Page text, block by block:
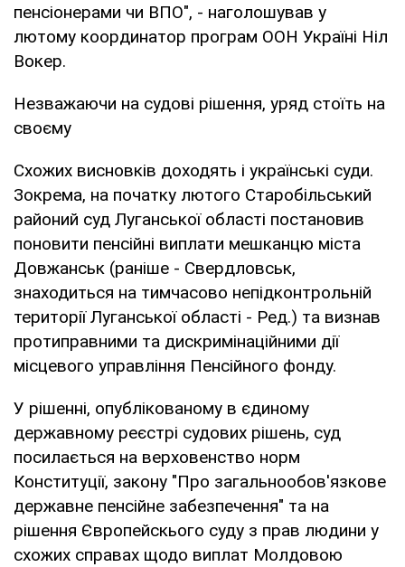
пенсіонерами чи ВПО", - наголошував у
лютому координатор програм ООН Україні Ніл
Вокер.
Незважаючи на судові рішення, уряд стоїть на
своєму
Схожих висновків доходять і українські суди.
Зокрема, на початку лютого Старобільський
районий суд Луганської області постановив
поновити пенсійні виплати мешканцю міста
Довжанськ (раніше - Свердловськ,
знаходиться на тимчасово непідконтрольній
території Луганської області - Ред.) та визнав
протиправними та дискримінаційними дії
місцевого управління Пенсійного фонду.
У рішенні, опублікованому в єдиному
державному реєстрі судових рішень, суд
посилається на верховенство норм
Конституції, закону "Про загальнообов'язкове
державне пенсійне забезпечення" та на
рішення Європейскього суду з прав людини у
схожих справах щодо виплат Молдовою